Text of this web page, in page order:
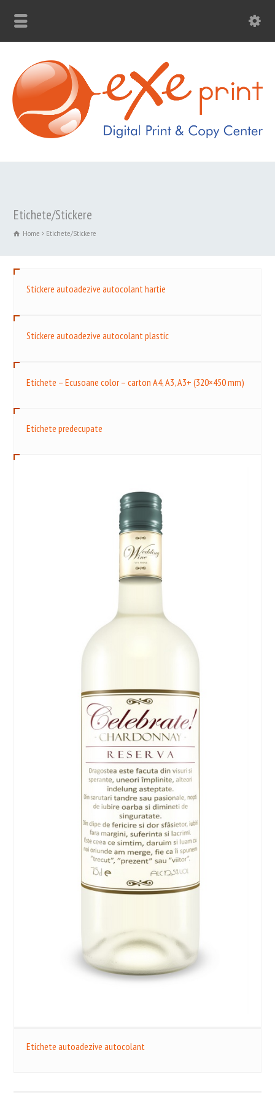
Etichete/Stickere
Home Etichete/Stickere
Stickere autoadezive autocolant hartie
Stickere autoadezive autocolant plastic
Etichete – Ecusoane color – carton A4, A3, A3+ (320×450 mm)
Etichete predecupate
Etichete autoadezive autocolant